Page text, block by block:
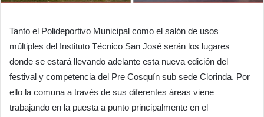
Tanto el Polideportivo Municipal como el salón de usos
múltiples del Instituto Técnico San José serán los lugares
donde se estará llevando adelante esta nueva edición del
festival y competencia del Pre Cosquín sub sede Clorinda. Por
ello la comuna a través de sus diferentes áreas viene
trabajando en la puesta a punto principalmente en el